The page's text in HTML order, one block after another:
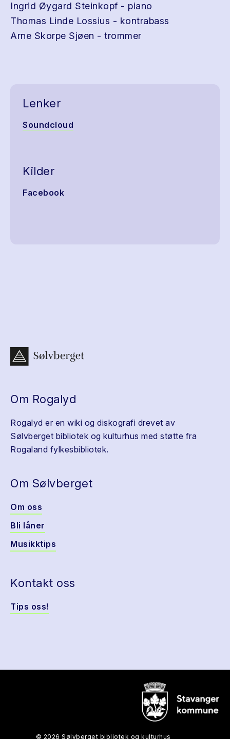
Ingrid Øygard Steinkopf - piano
Thomas Linde Lossius - kontrabass
Arne Skorpe Sjøen - trommer
Lenker
Soundcloud
Kilder
Facebook
Om Rogalyd
Rogalyd er en wiki og diskografi drevet av
Sølvberget bibliotek og kulturhus med støtte fra
Rogaland fylkesbibliotek.
Om Sølvberget
Om oss
Bli låner
Musikktips
Kontakt oss
Tips oss!
© 2026 Sølvberget bibliotek og kulturhus